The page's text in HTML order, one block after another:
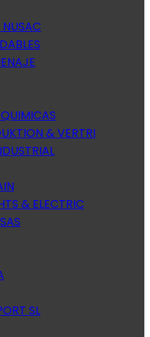
NUSAC
& VERTRI
& ELECTRIC
SL